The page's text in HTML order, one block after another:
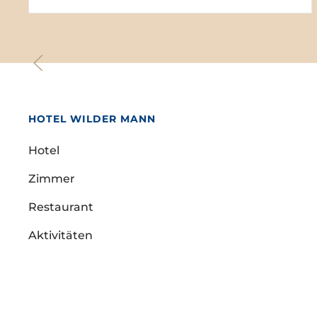
HOTEL WILDER MANN
Hotel
Zimmer
Restaurant
Aktivitäten